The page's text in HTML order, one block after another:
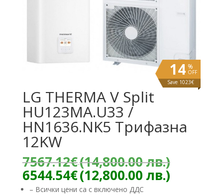
%
OFF
14
Save 1023€
LG THERMA V Split
HU123MA.U33 /
HN1636.NK5 Трифазна
12KW
7567.12€(14,800.00 лв.)
6544.54€(12,800.00 лв.)
– Всички цени са с включено ДДС